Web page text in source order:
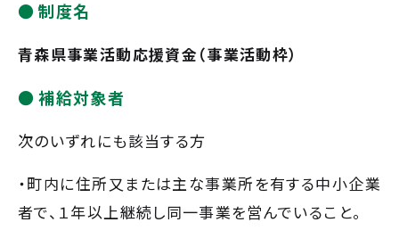
制度名
青森県事業活動応援資金（事業活動枠）
補給対象者
次のいずれにも該当する方
・町内に住所又または主な事業所を有する中小企業
者で、１年以上継続し同一事業を営んでいること。